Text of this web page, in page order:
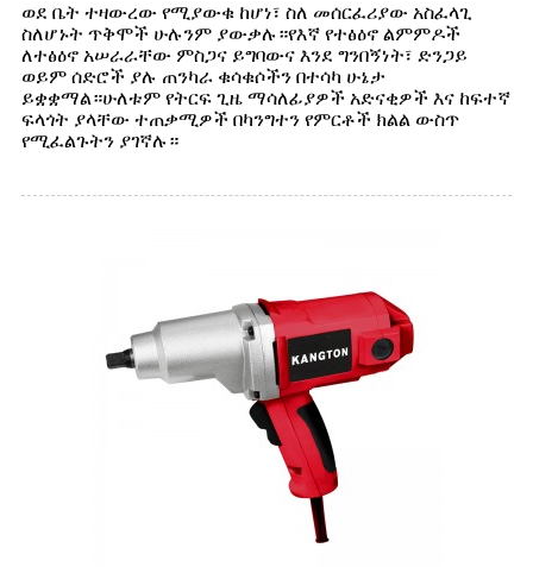
ወደ ቤት ተዛውረው የሚያውቁ ከሆነ፣ ስለ መሰርፈሪያው አስፈላጊ
ስለሆኑት ጥቅሞች ሁሉንም ያውቃሉ።የእኛ የተፅዕኖ ልምምዶች
ለተፅዕኖ አሠራራቸው ምስጋና ይግባውና እንደ ግንበኝነት፣ ድንጋይ
ወይም ሰድሮች ያሉ ጠንካራ ቁሳቁሶችን በተሳካ ሁኔታ
ይቋቋማል።ሁለቱም የትርፍ ጊዜ ማሳለፊያዎች አድናቂዎች እና ከፍተኛ
ፍላጎት ያላቸው ተጠቃሚዎች በካንግተን የምርቶች ክልል ውስጥ
የሚፈልጉትን ያገኛሉ።